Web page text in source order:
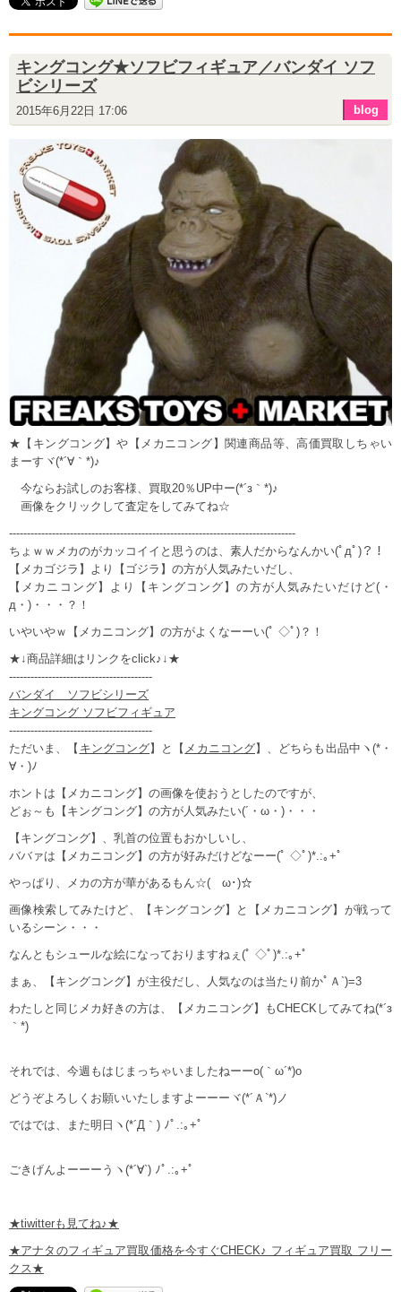
キングコング★ソフビフィギュア／バンダイ ソフ
ビシリーズ
2015年6月22日 17:06 blog
★【キングコング】や【メカニコング】関連商品等、高価買取しちゃい
まーすヾ(*´∀｀*)♪
今ならお試しのお客様、買取20％UP中ー(*´з｀*)♪
画像をクリックして査定をしてみてね☆
--------------------------------------------------------------------------------
ちょｗｗメカのがカッコイイと思うのは、素人だからなんかい(ﾟдﾟ)？！
【メカゴジラ】より【ゴジラ】の方が人気みたいだし、
【メカニコング】より【キングコング】の方が人気みたいだけど(・
д・)・・・？！
いやいやｗ【メカニコング】の方がよくなーーい(ﾟ ◇ﾟ)？！
★↓商品詳細はリンクをclick♪↓★
----------------------------------------
バンダイ ソフビシリーズ
キングコング ソフビフィギュア
----------------------------------------
ただいま、【 キングコング】と【 メカニコング】、どちらも出品中ヽ(*・
∀・)ﾉ
ホントは【メカニコング】の画像を使おうとしたのですが、
どぉ～も【キングコング】の方が人気みたい(´・ω・)・・・
【キングコング】、乳首の位置もおかしいし、
ババァは【メカニコング】の方が好みだけどなーー(ﾟ ◇ﾟ)*.:｡+ﾟ
やっぱり、メカの方が華があるもん☆(ゝω･)☆
画像検索してみたけど、【キングコング】と【メカニコング】が戦って
いるシーン・・・
なんともシュールな絵になっておりますねぇ(ﾟ ◇ﾟ)*.:｡+ﾟ
まぁ、【キングコング】が主役だし、人気なのは当たり前かﾟＡ`)=3
わたしと同じメカ好きの方は、【メカニコング】もCHECKしてみてね(*´з
｀*)
それでは、今週もはじまっちゃいましたねーーo(｀ω´*)o
どうぞよろしくお願いいたしますよーーーヾ(*´Ａ`*)ノ
ではでは、また明日ヽ(*´Д｀) ﾉﾟ.:｡+ﾟ
ごきげんよーーーうヽ(*´∀`) ﾉﾟ.:｡+ﾟ
★tiwitterも見てね♪★
★アナタのフィギュア買取価格を今すぐCHECK♪ フィギュア買取 フリー
クス★